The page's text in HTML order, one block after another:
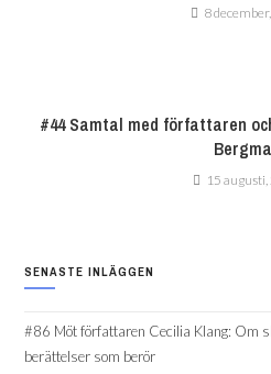
8
#44 Samtal med författaren
15
SENASTE INLÄGGEN
#86 Möt författaren Cecilia Klang: Om
berättelser som berör